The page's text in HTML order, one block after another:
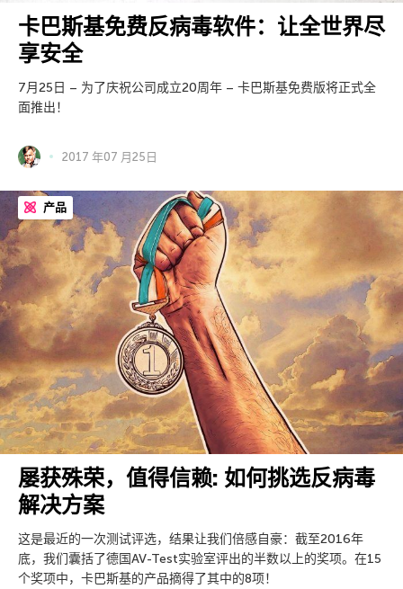
卡巴斯基免费反病毒软件：让全世界尽
享安全
7月25日 – 为了庆祝公司成立20周年 – 卡巴斯基免费版将正式全
面推出！
2017 年07 月25日
产品
屡获殊荣，值得信赖: 如何挑选反病毒
解决方案
这是最近的一次测试评选，结果让我们倍感自豪：截至2016年
底，我们囊括了德国AV-Test实验室评出的半数以上的奖项。在15
个奖项中，卡巴斯基的产品摘得了其中的8项！